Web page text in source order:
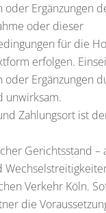
oder Ergänzungen
oder dieser
für die
erfolgen.
oder Ergänzungen
unwirksam.
Zahlungsort ist
Gerichtsstand –
Verkehr Köln.
die